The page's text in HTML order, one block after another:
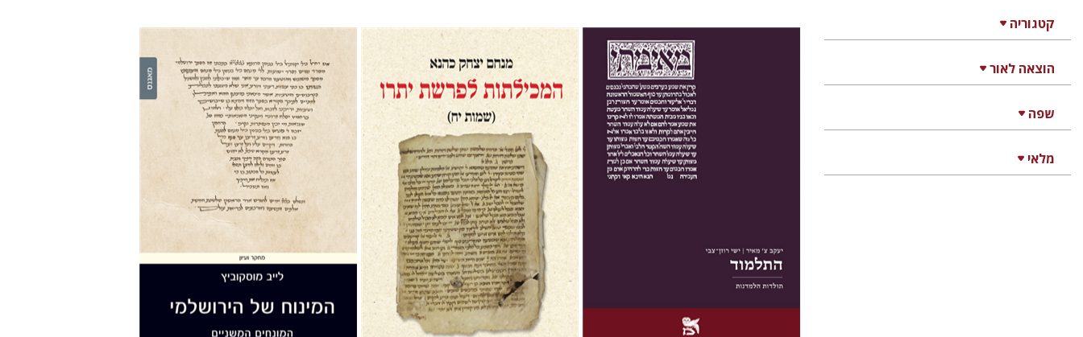
קטגוריה
הוצאה לאור
שפה
מלאי
ישי רוזן-צבי
הנחת אתר ספר מודפס
$42
$38
מנחם יצחק כהנא
הנחת אתר ספר מודפס
$46
$41
לייב מוסקוביץ
הנחת אתר ספר מודפס
$49
$44